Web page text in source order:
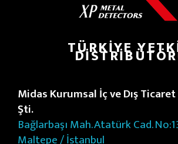
TÜRKIYE
Midas Kurumsal İç ve Dış
Şti.
Bağlarbaşı Mah. Atatürk Cad.
Maltepe / İstanbul